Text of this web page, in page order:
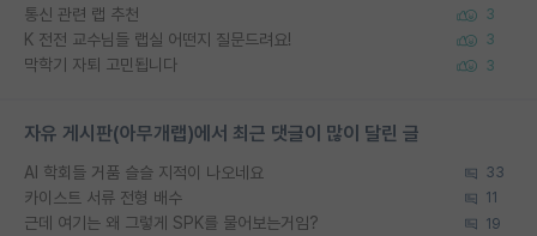
통신 관련 랩 추천 3
K 전전 교수님들 랩실 어떤지 질문드려요! 3
막학기 자퇴 고민됩니다 3
자유 게시판(아무개랩)에서 최근 댓글이 많이 달린 글
AI 학회들 거품 슬슬 지적이 나오네요 33
카이스트 서류 전형 배수 11
근데 여기는 왜 그렇게 SPK를 물어보는거임? 19